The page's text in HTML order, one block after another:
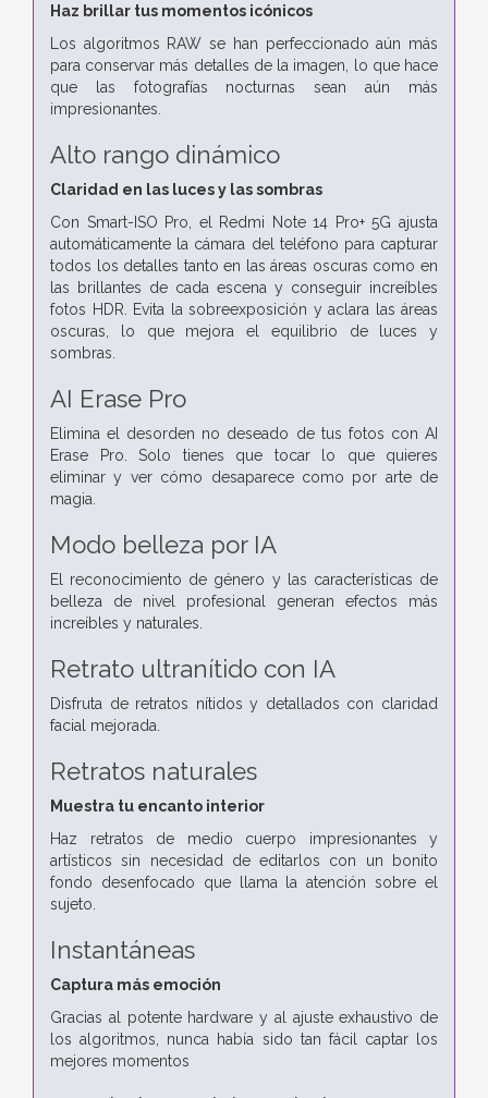
Haz brillar tus momentos icónicos
Los algoritmos RAW se han perfeccionado aún más
para conservar más detalles de la imagen, lo que hace
que las fotografías nocturnas sean aún más
impresionantes.
Alto rango dinámico
Claridad en las luces y las sombras
Con Smart-ISO Pro, el Redmi Note 14 Pro+ 5G ajusta
automáticamente la cámara del teléfono para capturar
todos los detalles tanto en las áreas oscuras como en
las brillantes de cada escena y conseguir increíbles
fotos HDR. Evita la sobreexposición y aclara las áreas
oscuras, lo que mejora el equilibrio de luces y
sombras.
AI Erase Pro
Elimina el desorden no deseado de tus fotos con AI
Erase Pro. Solo tienes que tocar lo que quieres
eliminar y ver cómo desaparece como por arte de
magia.
Modo belleza por IA
El reconocimiento de género y las características de
belleza de nivel profesional generan efectos más
increíbles y naturales.
Retrato ultranítido con IA
Disfruta de retratos nítidos y detallados con claridad
facial mejorada.
Retratos naturales
Muestra tu encanto interior
Haz retratos de medio cuerpo impresionantes y
artísticos sin necesidad de editarlos con un bonito
fondo desenfocado que llama la atención sobre el
sujeto.
Instantáneas
Captura más emoción
Gracias al potente hardware y al ajuste exhaustivo de
los algoritmos, nunca había sido tan fácil captar los
mejores momentos